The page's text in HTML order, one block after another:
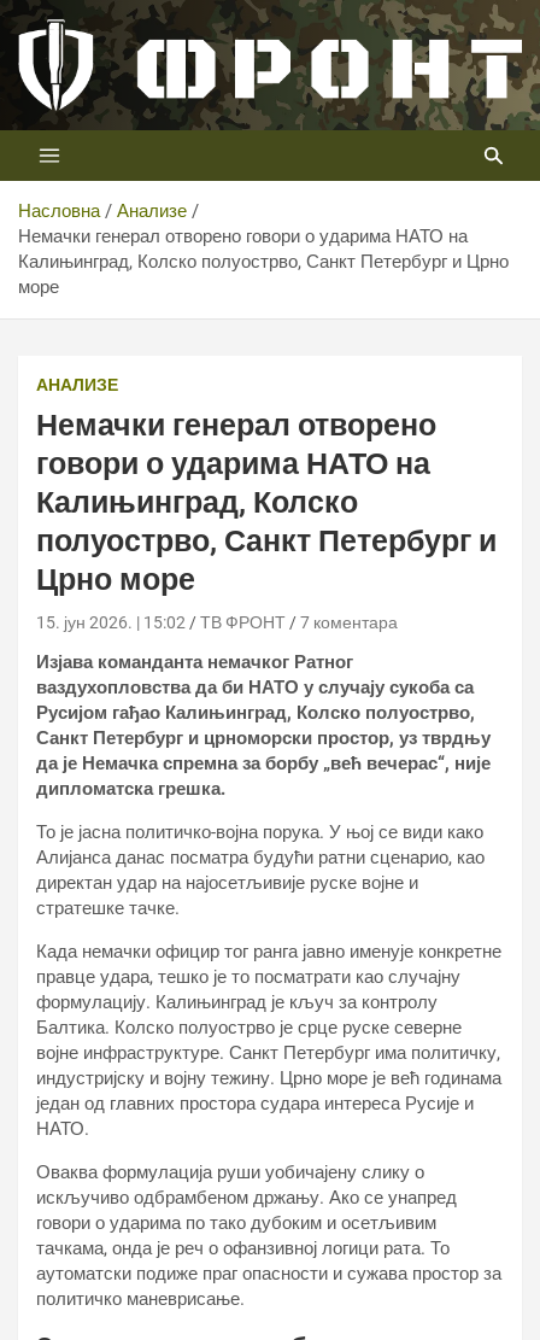
Скип
цонтент
Телевизија ФРОНТ
Први војни канал у Србији
Насловна
Анализе
Немачки генерал отворено говори о ударима НАТО на
Калињинград, Колско полуострво, Санкт Петербург и Црно
море
АНАЛИЗЕ
Немачки генерал отворено
говори о ударима НАТО на
Калињинград, Колско
полуострво, Санкт Петербург и
Црно море
15. јун 2026. | 15:02 ТВ ФРОНТ 7 коментара
Изјава команданта немачког Ратног
ваздухопловства да би НАТО у случају сукоба са
Русијом гађао Калињинград, Колско полуострво,
Санкт Петербург и црноморски простор, уз тврдњу
да је Немачка спремна за борбу „већ вечерас“, није
дипломатска грешка.
То је јасна политичко-војна порука. У њој се види како
Алијанса данас посматра будући ратни сценарио, као
директан удар на најосетљивије руске војне и
стратешке тачке.
Када немачки официр тог ранга јавно именује конкретне
правце удара, тешко је то посматрати као случајну
формулацију. Калињинград је кључ за контролу
Балтика. Колско полуострво је срце руске северне
војне инфраструктуре. Санкт Петербург има политичку,
индустријску и војну тежину. Црно море је већ годинама
један од главних простора судара интереса Русије и
НАТО.
Оваква формулација руши уобичајену слику о
искључиво одбрамбеном држању. Ако се унапред
говори о ударима по тако дубоким и осетљивим
тачкама, онда је реч о офанзивној логици рата. То
аутоматски подиже праг опасности и сужава простор за
политичко маневрисање.